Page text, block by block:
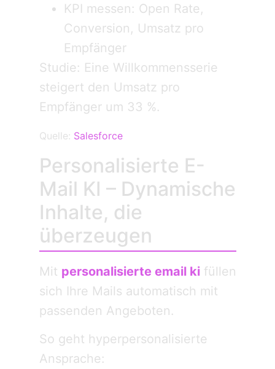
KPI messen: Open Rate,
Conversion, Umsatz pro
Empfänger
Studie: Eine Willkommensserie
steigert den Umsatz pro
Empfänger um 33 %.
Quelle: Salesforce
Personalisierte E-
Mail KI – Dynamische
Inhalte, die
überzeugen
Mit personalisierte email kifüllen
sich Ihre Mails automatisch mit
passenden Angeboten.
So geht hyperpersonalisierte
Ansprache: